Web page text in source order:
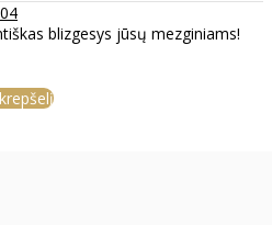
blizgesys jūsų mezginiams!